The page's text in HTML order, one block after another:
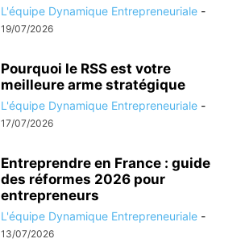
L'équipe Dynamique Entrepreneuriale -
19/07/2026
Pourquoi le RSS est votre
meilleure arme stratégique
L'équipe Dynamique Entrepreneuriale -
17/07/2026
Entreprendre en France : guide
des réformes 2026 pour
entrepreneurs
L'équipe Dynamique Entrepreneuriale -
13/07/2026